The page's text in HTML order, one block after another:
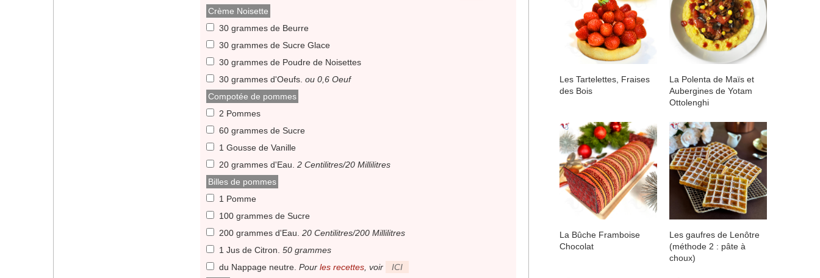
Crème Noisette
30 grammes de Beurre
30 grammes de Sucre Glace
30 grammes de Poudre de Noisettes
30 grammes d'Oeufs ou 0,6 Oeuf
Compotée de pommes
2 Pommes
60 grammes de Sucre
1 Gousse de Vanille
20 grammes d'Eau 2 Centilitres/20 Millilitres
Billes de pommes
1 Pomme
100 grammes de Sucre
200 grammes d'Eau 20 Centilitres/200 Millilitres
1 Jus de Citron 50 grammes
du Nappage neutre Pour les recettes , voir
ICI
Les Tartelettes, Fraises
des Bois
La Polenta de Maïs et
Aubergines de Yotam
Ottolenghi
La Bûche Framboise
Chocolat
Les gaufres de Lenôtre
(méthode 2 : pâte à
choux)